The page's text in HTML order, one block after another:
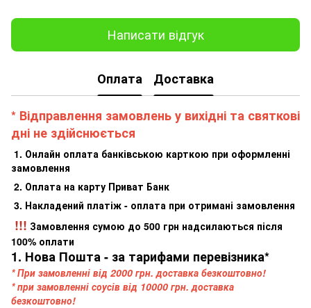
Написати відгук
Оплата Доставка
* Відправлення замовлень у вихідні та святкові
дні не здійснюється
1. Онлайн оплата банківською карткою при оформленні
замовлення
2. Оплата на карту Приват Банк
3. Накладений платіж - оплата при отримані замовлення
!!! Замовлення сумою до 500 грн надсилаються після
100% оплати
1. Нова Пошта - за тарифами перевізника*
* При замовленні від 2000 грн. доставка безкоштовно!
* при замовленні соусів від 10000 грн. доставка
безкоштовно!